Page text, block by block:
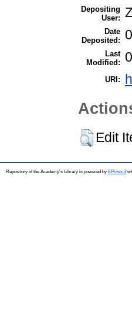
Depositing
User:
Date
Deposited:
Last
Modified:
URI:
Edit
Repository of the Academy's Library is powered by EPrints 3